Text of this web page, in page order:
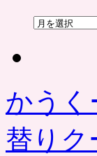
過
かうく
替り